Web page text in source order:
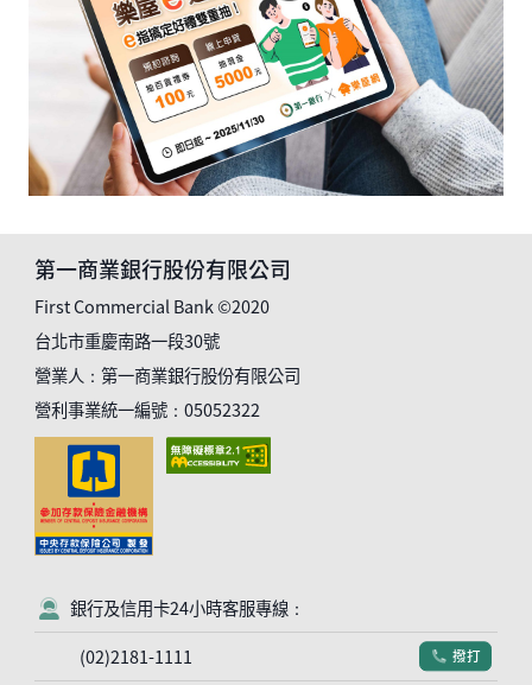
第一商業銀行股份有限公司
First Commercial Bank ©2020
台北市重慶南路一段30號
營業人：第一商業銀行股份有限公司
營利事業統一編號：05052322
客服符號
銀行及信用卡24小時客服專線：
(02)2181-1111
電話符號
撥打